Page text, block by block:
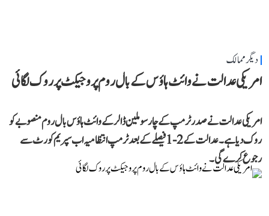
دیگر ممالک
امریکی عدالت نے وائٹ ہاؤس کے بال روم پروجیکٹ پر روک لگائی
امریکی عدالت نے صدر ٹرمپ کے چار سو ملین ڈالر کے وائٹ ہاؤس بال روم منصوبے کو
روک دیا ہے۔ عدالت کے 2-1 فیصلے کے بعد ٹرمپ انتظامیہ اب سپریم کورٹ سے
رجوع کرے گی۔